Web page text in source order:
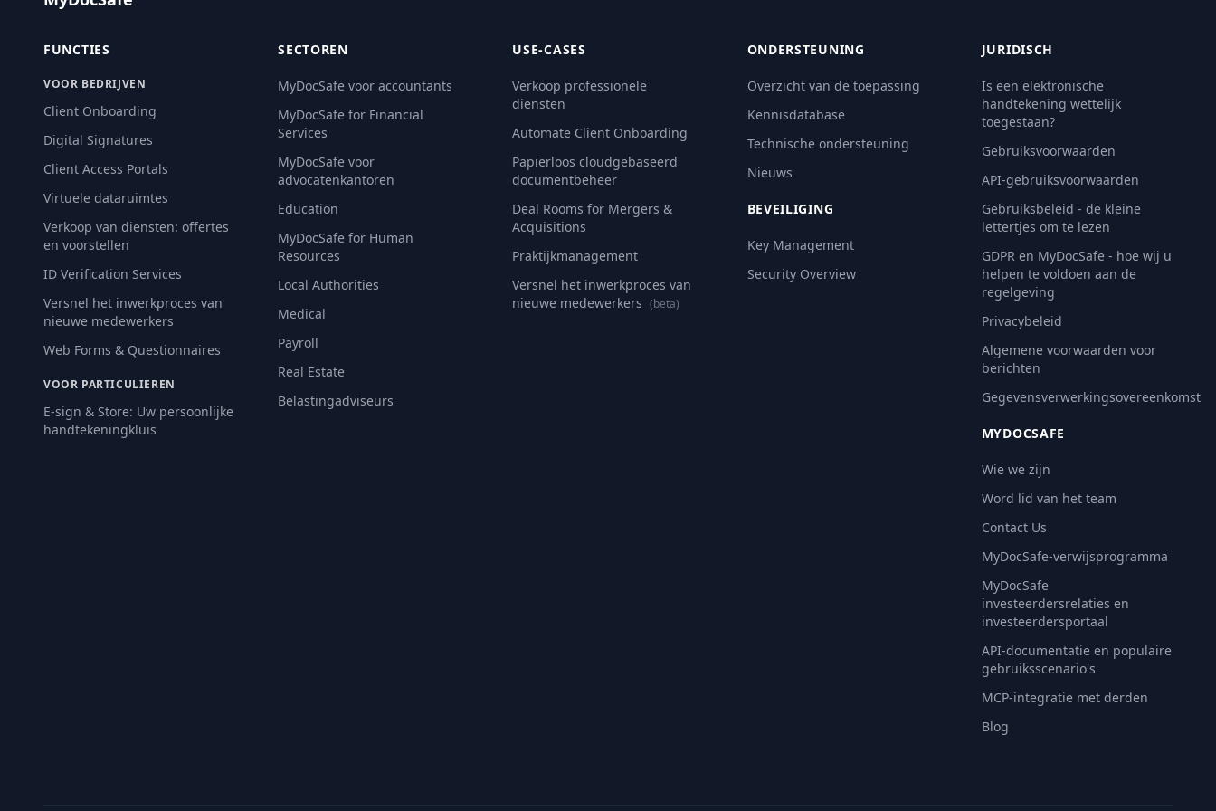
FUNCTIES
VOOR BEDRIJVEN
Client Onboarding
Digital Signatures
Client Access Portals
Virtuele dataruimtes
Verkoop van diensten: offertes
en voorstellen
ID Verification Services
Versnel het inwerkproces van
nieuwe medewerkers
Web Forms & Questionnaires
VOOR PARTICULIEREN
E-sign & Store: Uw persoonlijke
handtekeningkluis
SECTOREN
MyDocSafe voor accountants
MyDocSafe for Financial
Services
MyDocSafe voor
advocatenkantoren
Education
MyDocSafe for Human
Resources
Local Authorities
Medical
Payroll
Real Estate
Belastingadviseurs
USE-CASES
Verkoop professionele
diensten
Automate Client Onboarding
Papierloos cloudgebaseerd
documentbeheer
Deal Rooms for Mergers &
Acquisitions
Praktijkmanagement
Versnel het inwerkproces van
nieuwe medewerkers (beta)
ONDERSTEUNING
Overzicht van de toepassing
Kennisdatabase
Technische ondersteuning
Nieuws
BEVEILIGING
Key Management
Security Overview
JURIDISCH
Is een elektronische
handtekening wettelijk
toegestaan?
Gebruiksvoorwaarden
API-gebruiksvoorwaarden
Gebruiksbeleid - de kleine
lettertjes om te lezen
GDPR en MyDocSafe - hoe wij u
helpen te voldoen aan de
regelgeving
Privacybeleid
Algemene voorwaarden voor
berichten
Gegevensverwerkingsovereenkomst
MYDOCSAFE
Wie we zijn
Word lid van het team
Contact Us
MyDocSafe-verwijsprogramma
MyDocSafe
investeerdersrelaties en
investeerdersportaal
API-documentatie en populaire
gebruiksscenario's
MCP-integratie met derden
Blog